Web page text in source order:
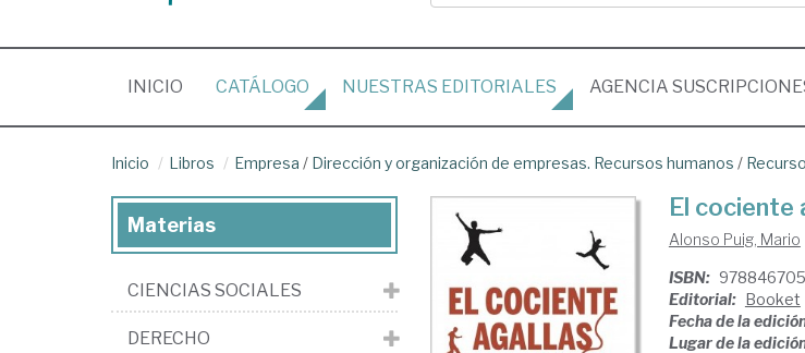
INICIO (CURRENT)
CATÁLOGO NUESTRAS EDITORIALES AGENCIA
Inicio Libros Empresa / Dirección y organización de empresas. Recursos humanos /
El cociente
Alonso Puig, Mario
ISBN:
Editorial: Booket
Fecha de la
Lugar de la
Materias
CIENCIAS SOCIALES
DERECHO